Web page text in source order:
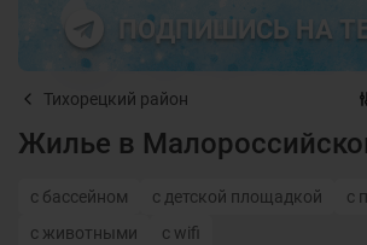
ПОДПИШИСЬ НА
Тихорецкий район
Жилье в
с бассейном с детской площадкой
с
с животными
с wifi